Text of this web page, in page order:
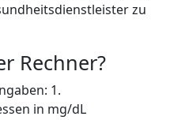
zu
Rechner?
1.
in mg/dL